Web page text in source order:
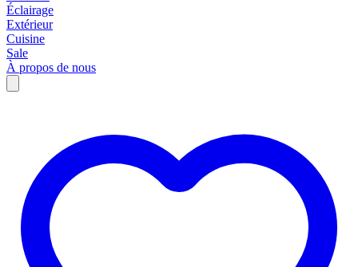
Éclairage
Extérieur
Cuisine
Sale
À propos de nous